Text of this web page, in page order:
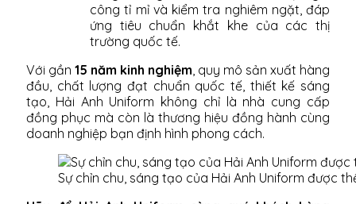
công tỉ mỉ và kiểm tra nghiêm ngặt, đáp
ứng tiêu chuẩn khắt khe của các thị
trường quốc tế.
Với gần 15 năm kinh nghiệm , quy mô sản xuất hàng
đầu, chất lượng đạt chuẩn quốc tế, thiết kế sáng
tạo, Hải Anh Uniform không chỉ là nhà cung cấp
đồng phục mà còn là thương hiệu đồng hành cùng
doanh nghiệp bạn định hình phong cách.
Sự chỉn chu, sáng tạo của Hải Anh Uniform được